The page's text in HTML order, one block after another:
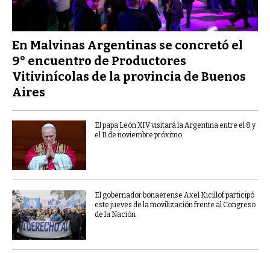
En Malvinas Argentinas se concretó el
9° encuentro de Productores
Vitivinícolas de la provincia de Buenos
Aires
El papa León XIV visitará la Argentina entre el 8 y
el 11 de noviembre próximo
El gobernador bonaerense Axel Kicillof participó
este jueves de la movilización frente al Congreso
de la Nación